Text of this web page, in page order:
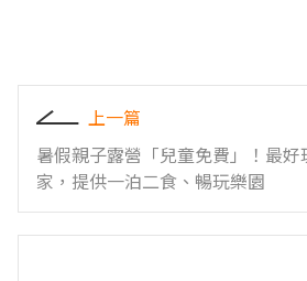
上一篇
暑假親子露營「兒童免費」！最好
家，提供一泊二食、暢玩樂園